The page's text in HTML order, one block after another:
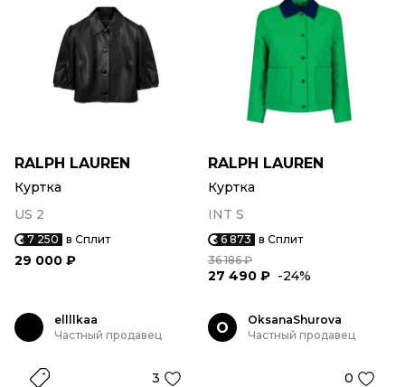
RALPH LAUREN
Куртка
US 2
7 250 в Сплит
29 000 ₽
RALPH LAUREN
Куртка
INT S
6 873 в Сплит
36 186 ₽
27 490 ₽ -24%
ellllkaa
Частный продавец
3
O
OksanaShurova
Частный продавец
0